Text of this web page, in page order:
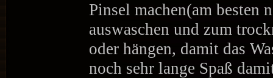
Pinsel machen(am besten
auswaschen und zum
oder hängen, damit das
noch sehr lange Spaß